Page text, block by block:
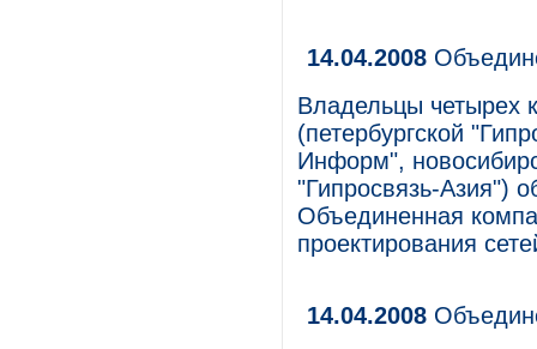
14.04.2008
Владельцы четырех
(петербургской
Информ",
"Гипросвязь-Азия")
Объединенная
проектирования
14.04.2008